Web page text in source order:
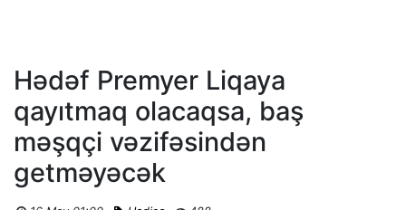
Hədəf Premyer Liqaya
qayıtmaq olacaqsa, baş
məşqçi vəzifəsindən
getməyəcək